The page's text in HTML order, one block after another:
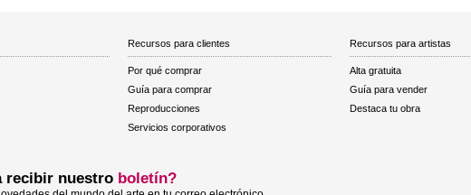
Recursos para clientes
Por qué comprar
Guía para comprar
Reproducciones
Servicios corporativos
Recursos para artistas
Alta gratuita
Guía para vender
Destaca tu obra
recibir nuestro boletín?